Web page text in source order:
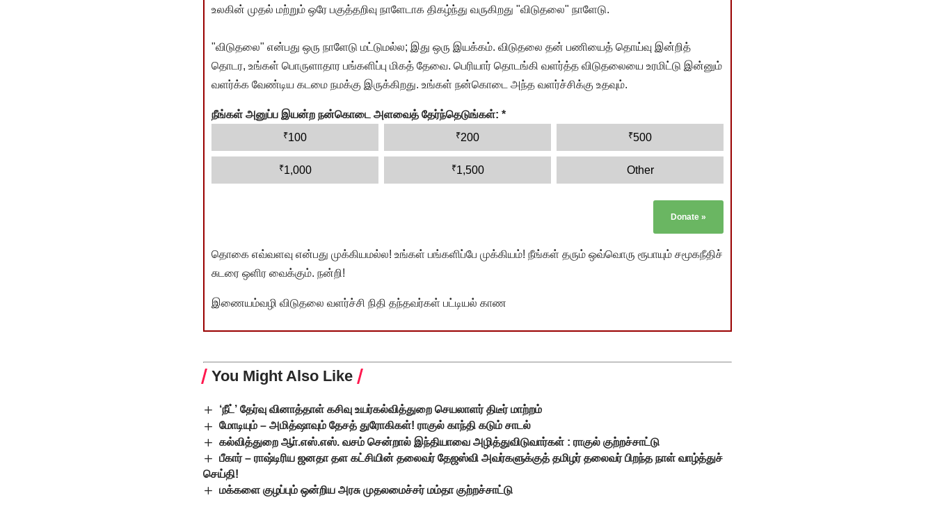
உலகின் முதல் மற்றும் ஒரே பகுத்தறிவு நாளேடாக திகழ்ந்து வருகிறது "விடுதலை" நாளேடு.
"விடுதலை" என்பது ஒரு நாளேடு மட்டுமல்ல; இது ஒரு இயக்கம். விடுதலை தன் பணியைத் தொய்வு இன்றித்
தொடர, உங்கள் பொருளாதார பங்களிப்பு மிகத் தேவை. பெரியார் தொடங்கி வளர்த்த விடுதலையை உரமிட்டு இன்னும்
வளர்க்க வேண்டிய கடமை நமக்கு இருக்கிறது. உங்கள் நன்கொடை அந்த வளர்ச்சிக்கு உதவும்.
நீங்கள் அனுப்ப இயன்ற நன்கொடை அளவைத் தேர்ந்தெடுங்கள்: *
₹100 ₹200 ₹500
₹1,000 ₹1,500 Other
Donate »
தொகை எவ்வளவு என்பது முக்கியமல்ல! உங்கள் பங்களிப்பே முக்கியம்! நீங்கள் தரும் ஒவ்வொரு ரூபாயும் சமூகநீதிச்
சுடரை ஒளிர வைக்கும். நன்றி!
இணையம்வழி விடுதலை வளர்ச்சி நிதி தந்தவர்கள் பட்டியல் காண
You Might Also Like
‘நீட்’ தேர்வு வினாத்தாள் கசிவு உயர்கல்வித்துறை செயலாளர் திடீர் மாற்றம்
மோடியும் – அமித்ஷாவும் தேசத் துரோகிகள்! ராகுல் காந்தி கடும் சாடல்
கல்வித்துறை ஆா்.எஸ்.எஸ். வசம் சென்றால் இந்தியாவை அழித்துவிடுவார்கள் : ராகுல் குற்றச்சாட்டு
பீகார் – ராஷ்டிரிய ஜனதா தள கட்சியின் தலைவர் தேஜஸ்வி அவர்களுக்குத் தமிழர் தலைவர் பிறந்த நாள் வாழ்த்துச்
செய்தி!
மக்களை குழப்பும் ஒன்றிய அரசு முதலமைச்சர் மம்தா குற்றச்சாட்டு